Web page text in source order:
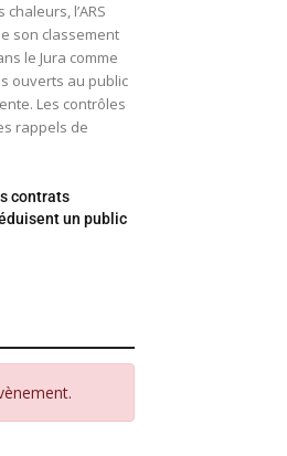
l’ARS
son classement
le Jura comme
ouverts au public
Les contrôles
rappels de
contrats
un public